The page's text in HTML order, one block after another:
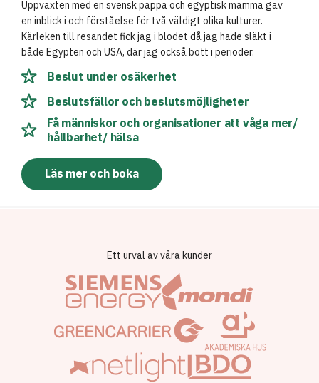
Uppväxten med en svensk pappa och egyptisk mamma gav
en inblick i och förståelse för två väldigt olika kulturer.
Kärleken till resandet fick jag i blodet då jag hade släkt i
både Egypten och USA, där jag också bott i perioder.
Beslut under osäkerhet
Beslutsfällor och beslutsmöjligheter
Få människor och organisationer att våga mer/
hållbarhet/ hälsa
Läs mer och boka
Ett urval av våra kunder